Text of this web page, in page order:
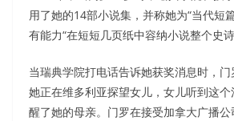
用了她的14部小说集，并称她为“当代短
有能力“在短短几页纸中容纳小说整个史诗
当瑞典学院打电话告诉她获奖消息时，
她正在维多利亚探望女儿，女儿听到这
醒了她的母亲。门罗在接受加拿大广播